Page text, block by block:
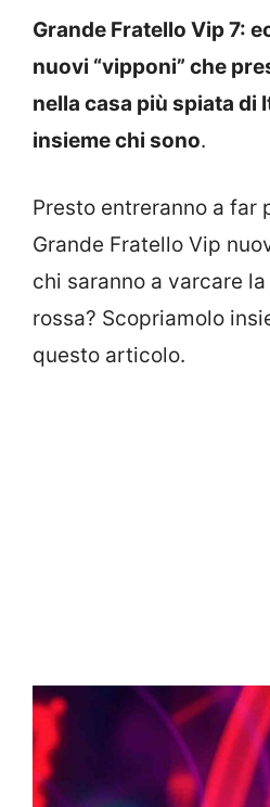
Grande Fratello Vip 7:
nuovi “vipponi” che
nella casa più spiata di
insieme chi sono.
Presto entreranno a far
Grande Fratello Vip
chi saranno a varcare
rossa? Scopriamolo
questo articolo.